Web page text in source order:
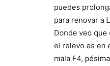
puedes
para renovar a
Donde veo
el relevo es en
mala F4,